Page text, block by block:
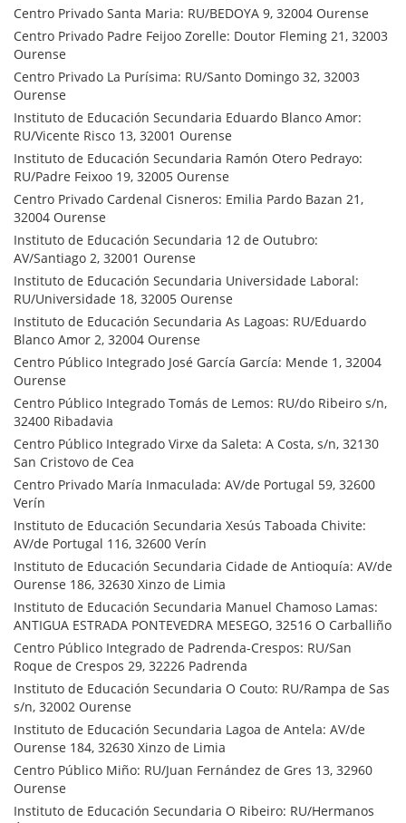
Centro Privado Santa Maria: RU/BEDOYA 9, 32004 Ourense
Centro Privado Padre Feijoo Zorelle: Doutor Fleming 21, 32003
Ourense
Centro Privado La Purísima: RU/Santo Domingo 32, 32003
Ourense
Instituto de Educación Secundaria Eduardo Blanco Amor:
RU/Vicente Risco 13, 32001 Ourense
Instituto de Educación Secundaria Ramón Otero Pedrayo:
RU/Padre Feixoo 19, 32005 Ourense
Centro Privado Cardenal Cisneros: Emilia Pardo Bazan 21,
32004 Ourense
Instituto de Educación Secundaria 12 de Outubro:
AV/Santiago 2, 32001 Ourense
Instituto de Educación Secundaria Universidade Laboral:
RU/Universidade 18, 32005 Ourense
Instituto de Educación Secundaria As Lagoas: RU/Eduardo
Blanco Amor 2, 32004 Ourense
Centro Público Integrado José García García: Mende 1, 32004
Ourense
Centro Público Integrado Tomás de Lemos: RU/do Ribeiro s/n,
32400 Ribadavia
Centro Público Integrado Virxe da Saleta: A Costa, s/n, 32130
San Cristovo de Cea
Centro Privado María Inmaculada: AV/de Portugal 59, 32600
Verín
Instituto de Educación Secundaria Xesús Taboada Chivite:
AV/de Portugal 116, 32600 Verín
Instituto de Educación Secundaria Cidade de Antioquía: AV/de
Ourense 186, 32630 Xinzo de Limia
Instituto de Educación Secundaria Manuel Chamoso Lamas:
ANTIGUA ESTRADA PONTEVEDRA MESEGO, 32516 O Carballiño
Centro Público Integrado de Padrenda-Crespos: RU/San
Roque de Crespos 29, 32226 Padrenda
Instituto de Educación Secundaria O Couto: RU/Rampa de Sas
s/n, 32002 Ourense
Instituto de Educación Secundaria Lagoa de Antela: AV/de
Ourense 184, 32630 Xinzo de Limia
Centro Público Miño: RU/Juan Fernández de Gres 13, 32960
Ourense
Instituto de Educación Secundaria O Ribeiro: RU/Hermanos